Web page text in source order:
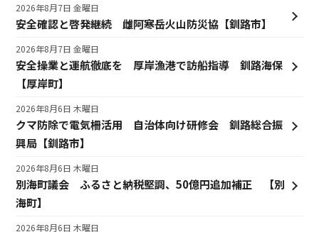
安全確認と啓発継続 雌阿寒岳火山防災協【釧路市】
2026年8月7日 金曜日
安全操業と運航徹底を 厚岸漁港で訪船指導 釧路海保
【厚岸町】
2026年8月7日 金曜日
クマ防除で電気柵活用 自治体向け研修会 釧路総合振
興局【釧路市】
2026年8月6日 木曜日
別海町議会 ふるさと納税堅調、50億円追加補正 【別
海町】
2026年8月6日 木曜日
2026年8月6日 木曜日